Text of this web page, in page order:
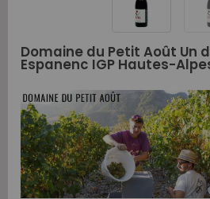
Domaine du Petit Août Un
Espanenc IGP Hautes-